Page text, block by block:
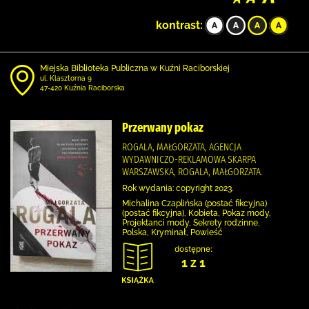
kontrast:
Miejska Biblioteka Publiczna w Kuźni Raciborskiej
ul. Klasztorna 9
47-420 Kuźnia Raciborska
Przerwany pokaz
ROGALA, MAŁGORZATA, AGENCJA
WYDAWNICZO-REKLAMOWA SKARPA
WARSZAWSKA, ROGALA, MAŁGORZATA.
Rok wydania: copyright 2023.
Michalina Czaplińska (postać fikcyjna)
(postać fikcyjna), Kobieta, Pokaz mody,
Projektanci mody, Sekrety rodzinne,
Polska, Kryminał, Powieść
dostępne:
1 z 1